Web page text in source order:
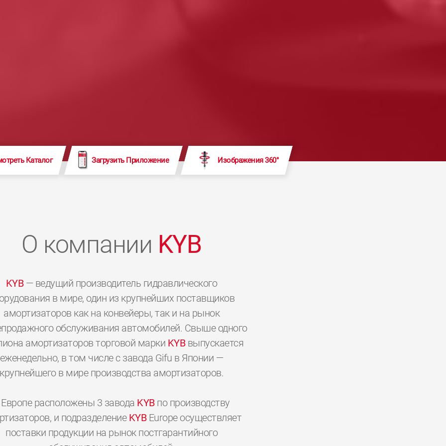
Каталог Загрузить Приложение Изображения 360°
О компании KYB
KYB— ведущий производитель гидравлического
в мире, один из крупнейших поставщиков
амортизаторов как на конвейеры, так и на рынок
обслуживания автомобилей. Свыше одного
амортизаторов торговой марки KYBвыпускается
еженедельно, в том числе с завода Gifu в Японии —
крупнейшего в мире производства амортизаторов.
расположены 3 завода KYBпо производству
и подразделение KYBEurope осуществляет
поставки продукции на рынок постгарантийного
000 000